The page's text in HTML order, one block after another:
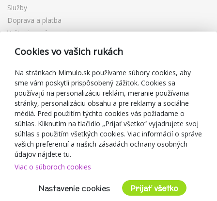
Služby
Doprava a platba
Vrátenie a výmena tovaru
Reklamácia
Darčekové poukážky
Zľavové kupóny
Blog
O predajcovi
Mimulo.sk
Obchodné podmienky
Ochrana osobných údajov GDPR
Kontakty
Spolupracujeme
Cookies vo vašich rukách
Na stránkach Mimulo.sk používame súbory cookies, aby
sme vám poskytli prispôsobený zážitok. Cookies sa
používajú na personalizáciu reklám, meranie používania
stránky, personalizáciu obsahu a pre reklamy a sociálne
médiá. Pred použitím týchto cookies vás požiadame o
súhlas. Kliknutím na tlačidlo „Prijať všetko“ vyjadrujete svoj
súhlas s použitím všetkých cookies. Viac informácií o správe
vašich preferencií a našich zásadách ochrany osobných
údajov nájdete tu.
Viac o súboroch cookies
Nastavenie cookies Prijať všetko